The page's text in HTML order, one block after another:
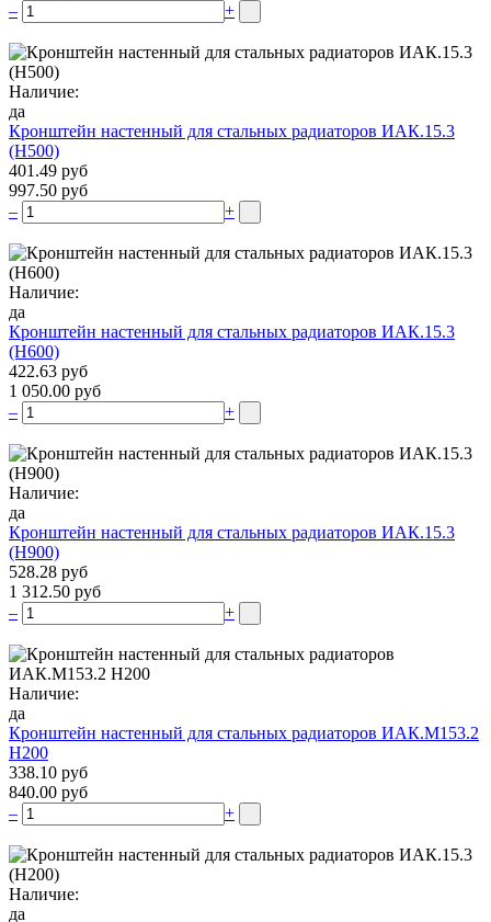
–
+
Наличие:
да
Кронштейн настенный для стальных радиаторов ИАК.15.3
(H500)
401.49 руб
997.50 руб
–
+
Наличие:
да
Кронштейн настенный для стальных радиаторов ИАК.15.3
(H600)
422.63 руб
1 050.00 руб
–
+
Наличие:
да
Кронштейн настенный для стальных радиаторов ИАК.15.3
(H900)
528.28 руб
1 312.50 руб
–
+
Наличие:
да
Кронштейн настенный для стальных радиаторов ИАК.М153.2
Н200
338.10 руб
840.00 руб
–
+
Наличие:
да